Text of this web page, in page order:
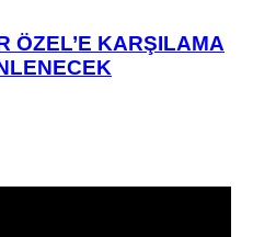
ÖZEL’E KARŞILAMA